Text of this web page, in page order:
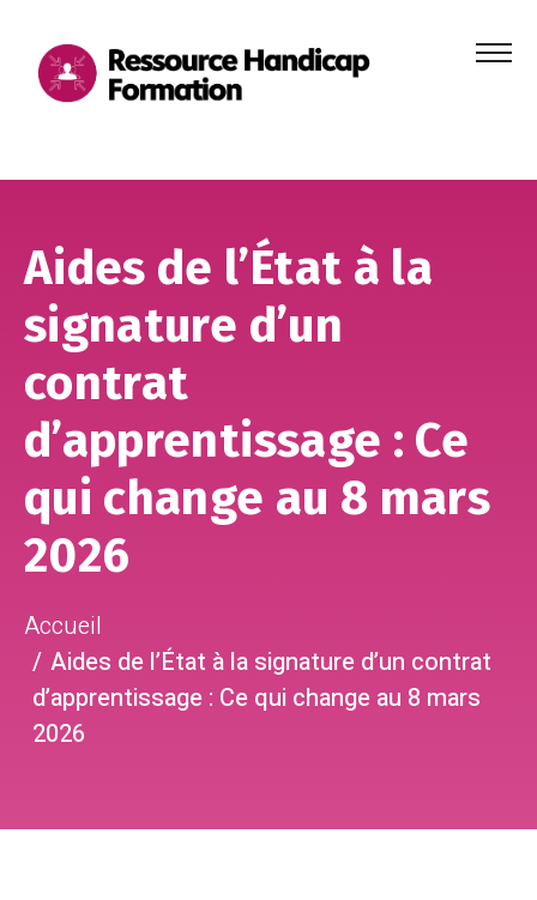
Menu
Aides de l’État à la
signature d’un
contrat
d’apprentissage : Ce
qui change au 8 mars
2026
Accueil
Aides de l’État à la signature d’un contrat
d’apprentissage : Ce qui change au 8 mars
2026